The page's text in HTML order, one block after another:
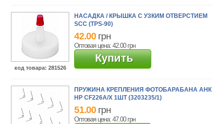
код товара: 281526
НАСАДКА / КРЫШКА С УЗКИМ ОТВЕРСТИЕМ
SCC (TPS-90)
42.00 грн
Оптовая цена: 42.00 грн
Купить
ПРУЖИНА КРЕПЛЕНИЯ ФОТОБАРАБАНА АНК
HP CF226A/X 1ШТ (3203235/1)
51.00 грн
Оптовая цена: 47.00 грн